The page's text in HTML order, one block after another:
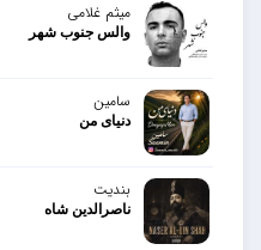
میثم غلامی
والس جنوب شهر
سامین
دنیای من
بندیت
ناصرالدین شاه